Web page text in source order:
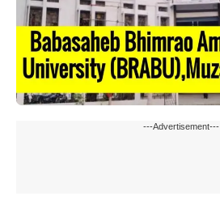
---Advertisement---